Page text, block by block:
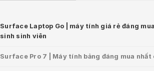
Surface Laptop Go | máy tính giá rẻ đáng
sinh sinh viên
Surface Pro 7 | Máy tính bảng đáng mua